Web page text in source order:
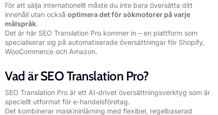
För att sälja internationellt måste du inte bara översätta ditt
innehåll utan också optimera det för sökmotorer på varje
målspråk.
Det är här SEO Translation Pro kommer in – en plattform som
specialiserar sig på automatiserade översättningar för Shopify,
WooCommerce och Amazon.
Vad är SEO Translation Pro?
SEO Translation Pro är ett AI-drivet översättningsverktyg som är
speciellt utformat för e-handelsföretag.
Det kombinerar maskininlärning med flexibel, regelbaserad